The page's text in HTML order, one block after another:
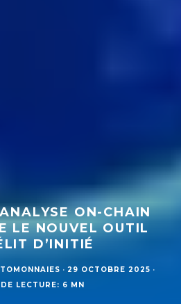
ON-CHAIN
LE NOUVEL OUTIL
D’INITIÉ
· 29 OCTOBRE 2025 ·
LECTURE: 6 MN